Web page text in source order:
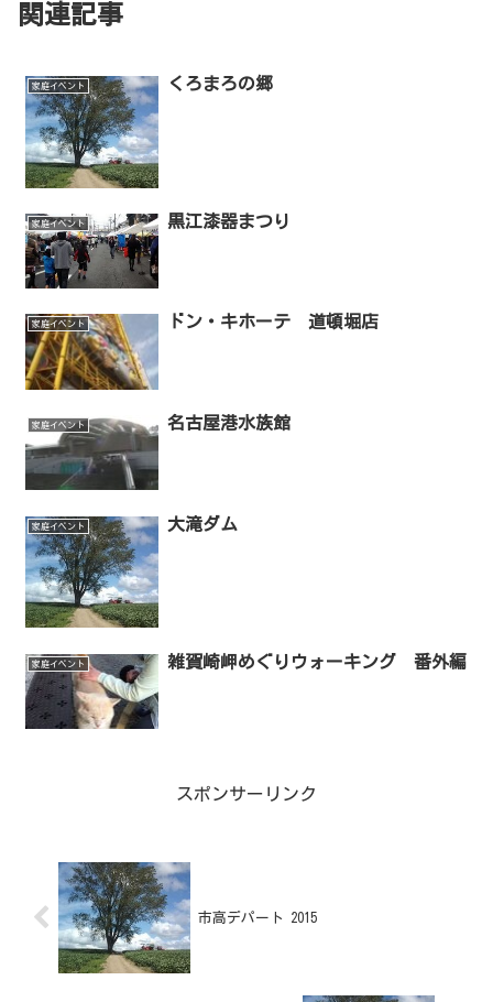
関連記事
家庭イベント くろまろの郷
家庭イベント 黒江漆器まつり
家庭イベント ドン・キホーテ 道頓堀店
家庭イベント 名古屋港水族館
家庭イベント 大滝ダム
家庭イベント 雑賀崎岬めぐりウォーキング 番外編
スポンサーリンク
市高デパート 2015